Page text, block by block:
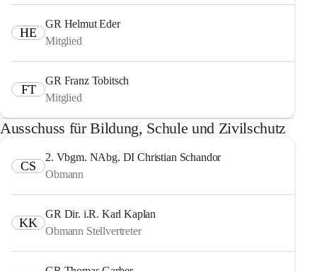
HE
GR Helmut Eder
Mitglied
FT
GR Franz Tobitsch
Mitglied
Ausschuss für Bildung, Schule und Zivilschutz
CS
2. Vbgm. NAbg. DI Christian Schandor
Obmann
KK
GR Dir. i.R. Karl Kaplan
Obmann Stellvertreter